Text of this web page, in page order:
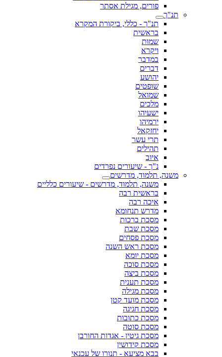
פורים, מגילת אסתר
תנ"ך
תנ"ך - כללי, ביקורת המקרא
בראשית
שמות
ויקרא
במדבר
דברים
יהושע
שופטים
שמואל
מלכים
ישעיהו
ירמיהו
יחזקאל
תרי עשר
תהילים
איוב
נ"ך - שיעורים נפרדים
משנה, תלמוד, מדרשים
משנה, תלמוד, מדרשים - שיעורים כלליים
בראשית רבה
איכה רבה
מדרש תנחומא
מסכת ברכות
מסכת שבת
מסכת פסחים
מסכת ראש השנה
מסכת יומא
מסכת סוכה
מסכת ביצה
מסכת תענית
מסכת מגילה
מסכת מועד קטן
מסכת חגיגה
מסכת כתובות
מסכת סוטה
מסכת גיטין - אגדות החורבן
מסכת קידושין
בבא מציעא - תנורו של עכנאי